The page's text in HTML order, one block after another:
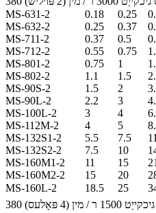
MS-631-2
0.18 0.25
MS-632-2
0.25 0.37
MS-711-2
0.37 0.5
MS-712-2
0.55 0.75
MS-801-2
0.75 1
MS-802-2
1.1 1.5
MS-90S-2
1.5 2
MS-90L-2
2.2 3
MS-100L-2
3 4
MS-112M-2
4 5
MS-132S1-2
5.5 7.5
MS-132S2-2
7.5 10
MS-160M1-2
11 15
MS-160M2-2
15 20
MS-160L-2
18.5 25